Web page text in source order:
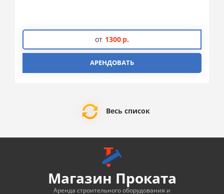
от 1300 р.
АРЕНДОВАТЬ
Весь список
Магазин Проката
Аренда строительного оборудования и